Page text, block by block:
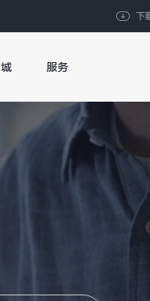
下
服务